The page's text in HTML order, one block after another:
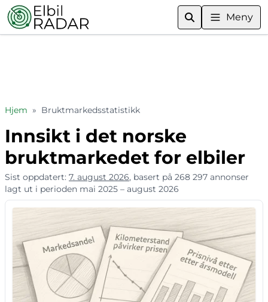
Meny
Hjem » Bruktmarkedsstatistikk
Innsikt i det norske
bruktmarkedet for elbiler
Sist oppdatert: 7. august 2026, basert på 268 297 annonser
lagt ut i perioden mai 2025 – august 2026